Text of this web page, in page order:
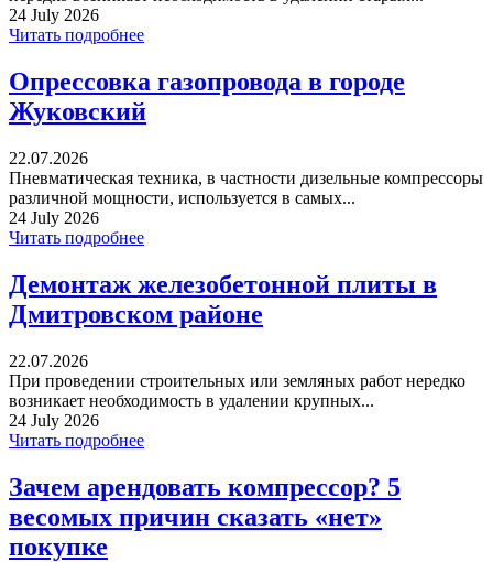
24 July 2026
Читать подробнее
Опрессовка газопровода в городе
Жуковский
22.07.2026
Пневматическая техника, в частности дизельные компрессоры
различной мощности, используется в самых...
24 July 2026
Читать подробнее
Демонтаж железобетонной плиты в
Дмитровском районе
22.07.2026
При проведении строительных или земляных работ нередко
возникает необходимость в удалении крупных...
24 July 2026
Читать подробнее
Зачем арендовать компрессор? 5
весомых причин сказать «нет»
покупке